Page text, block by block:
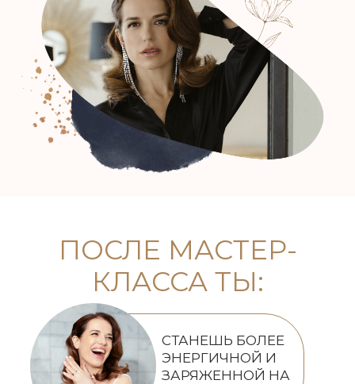
СТАНЕШЬ БОЛЕЕ
ЭНЕРГИЧНОЙ И
ЗАРЯЖЕННОЙ НА
ПОСЛЕ МАСТЕР-
КЛАССА ТЫ: